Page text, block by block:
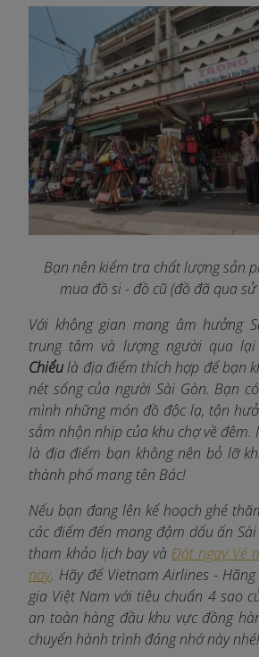
Bạn nên kiểm tra chất lượng sản
mua đồ si - đồ cũ (đồ đã qua
Với không gian mang âm hưởng
trung tâm và lượng người qua
Chiểulà địa điểm thích hợp để bạn
nét sống của người Sài Gòn. Bạn
mình những món đồ độc lạ, tận
sắm nhộn nhịp của khu chợ về đêm.
là địa điểm bạn không nên bỏ lỡ
thành phố mang tên Bác!
Nếu bạn đang lên kế hoạch ghé
các điểm đến mang đậm dấu ấn
tham khảo lịch bay và Đặt ngay Vé
nay. Hãy để Vietnam Airlines -
gia Việt Nam với tiêu chuẩn 4 sao
an toàn hàng đầu khu vực đồng
chuyến hành trình đáng nhớ này nhé!